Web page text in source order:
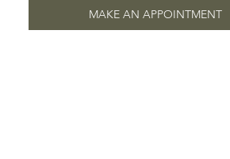
MAKE AN APPOINTMENT